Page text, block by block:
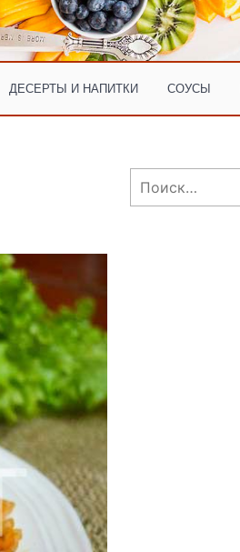
ДЕСЕРТЫ И НАПИТКИ СОУСЫ
Найти: